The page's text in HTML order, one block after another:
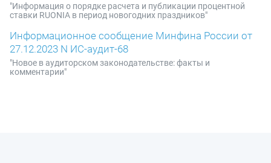
"Информация о порядке расчета и публикации процентной
ставки RUONIA в период новогодних праздников"
Информационное сообщение Минфина России от
27.12.2023 N ИС-аудит-68
"Новое в аудиторском законодательстве: факты и
комментарии"